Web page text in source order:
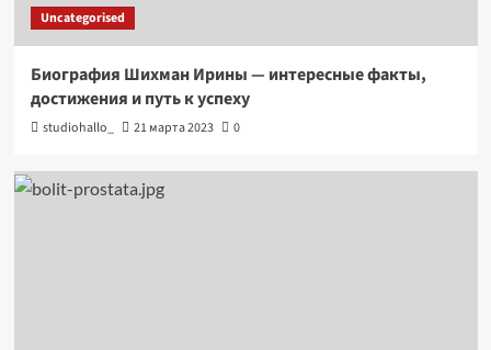
Uncategorised
Биография Шихман Ирины — интересные факты,
достижения и путь к успеху
studiohallo_ 21 марта 2023 0